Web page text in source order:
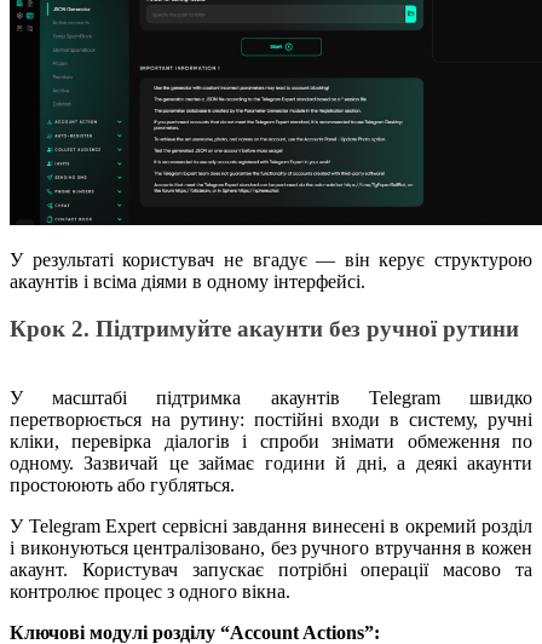
У результаті користувач не вгадує — він керує структурою
акаунтів і всіма діями в одному інтерфейсі.
Крок 2. Підтримуйте акаунти без ручної рутини
У масштабі підтримка акаунтів Telegram швидко
перетворюється на рутину: постійні входи в систему, ручні
кліки, перевірка діалогів і спроби знімати обмеження по
одному. Зазвичай це займає години й дні, а деякі акаунти
простоюють або губляться.
У Telegram Expert сервісні завдання винесені в окремий розділ
і виконуються централізовано, без ручного втручання в кожен
акаунт. Користувач запускає потрібні операції масово та
контролює процес з одного вікна.
Ключові модулі розділу “Account Actions”: